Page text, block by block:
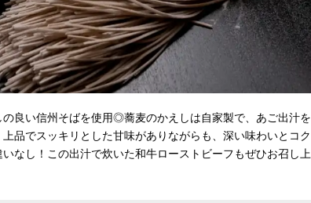
良い信州そばを使用◎蕎麦のかえしは自家製で、あご出汁を
品でスッキリとした甘味がありながらも、深い味わいとコク
なし！この出汁で炊いた和牛ローストビーフもぜひお召し上